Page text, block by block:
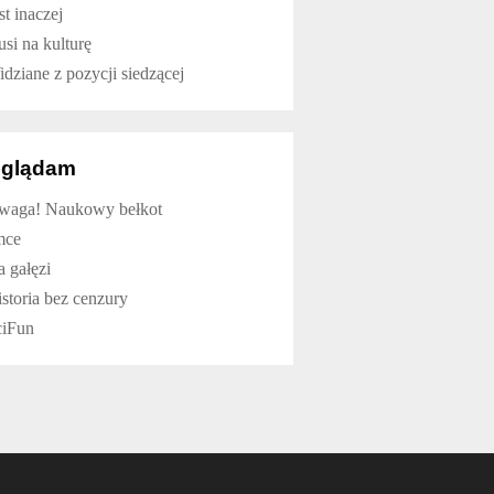
inaczej
na kulturę
z pozycji siedzącej
Naukowy bełkot
gałęzi
bez cenzury